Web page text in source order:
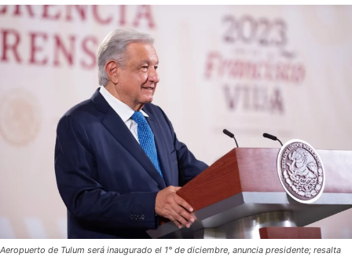
Aeropuerto de Tulum será inaugurado el 1° de diciembre, anuncia presidente; resalta